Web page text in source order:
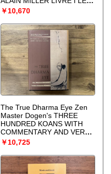
ECRITS TECHNIQUES DE
（JACQUES LACAN）
￥10,670
The True Dharma Eye Zen
Master Dogen's THREE
HUNDRED KOANS WITH
COMMENTARY AND VERSE
BY John Daido Loori
TRANSLATED BY Kazuaki
Tanahashi and John Daido
Loori
￥10,725